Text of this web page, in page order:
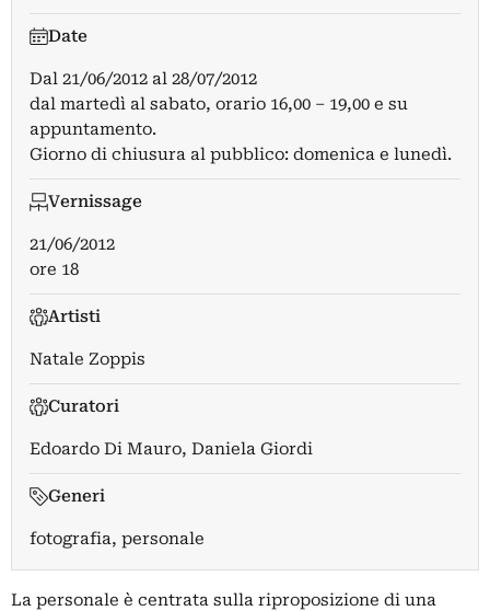
Date
Dal 21/06/2012 al 28/07/2012
dal martedì al sabato, orario 16,00 – 19,00 e su
appuntamento.
Giorno di chiusura al pubblico: domenica e lunedì.
Vernissage
21/06/2012
ore 18
Artisti
Natale Zoppis
Curatori
Edoardo Di Mauro, Daniela Giordi
Generi
fotografia, personale
La personale è centrata sulla riproposizione di una